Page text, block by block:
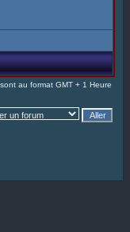
au format GMT + 1 Heure